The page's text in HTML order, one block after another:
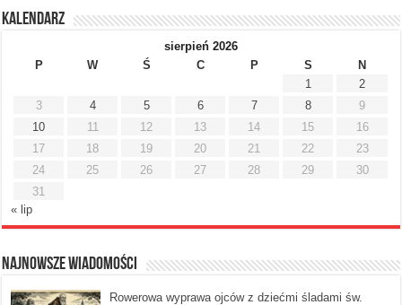
Kalendarz
sierpień 2026
P
W Ś C P S
N
1
2
3
4 5 6 7 8
9
10
11 12 13 14 15
16
17
18 19 20 21 22
23
24
25 26 27 28 29
30
31
« lip
Najnowsze Wiadomości
Rowerowa wyprawa ojców z dziećmi śladami św.